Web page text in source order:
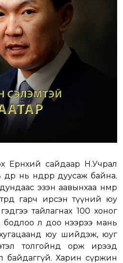
Ерөнхий сайдаар Н.Учрал
нь өнөөдрөөр дуусаж байна.
эзэн аавынхаа нөмөр
төрд гарч ирсэн түүний юу
тайлагнах 100 хоног
бодлоо л доо нээрээ мань
хугацаанд юу шийдэж, юуг
толгойнд орж ирээд
байдаггүй. Харин сүржин